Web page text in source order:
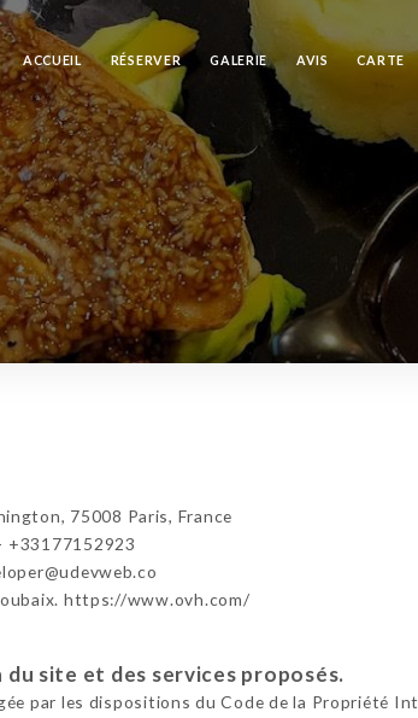
ACCUEIL RÉSERVER GALERIE AVIS CARTE
75008 Paris, France
+33177152923
https://www.ovh.com/
site et des services proposés.
par les dispositions du Code de la Propriété